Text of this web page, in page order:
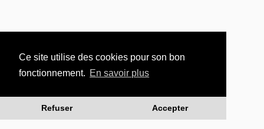
Ce site utilise des cookies pour son bon
fonctionnement. En savoir plus
Refuser Accepter